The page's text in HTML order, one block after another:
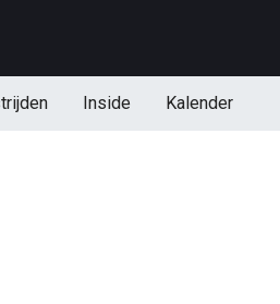
Inside Kalender